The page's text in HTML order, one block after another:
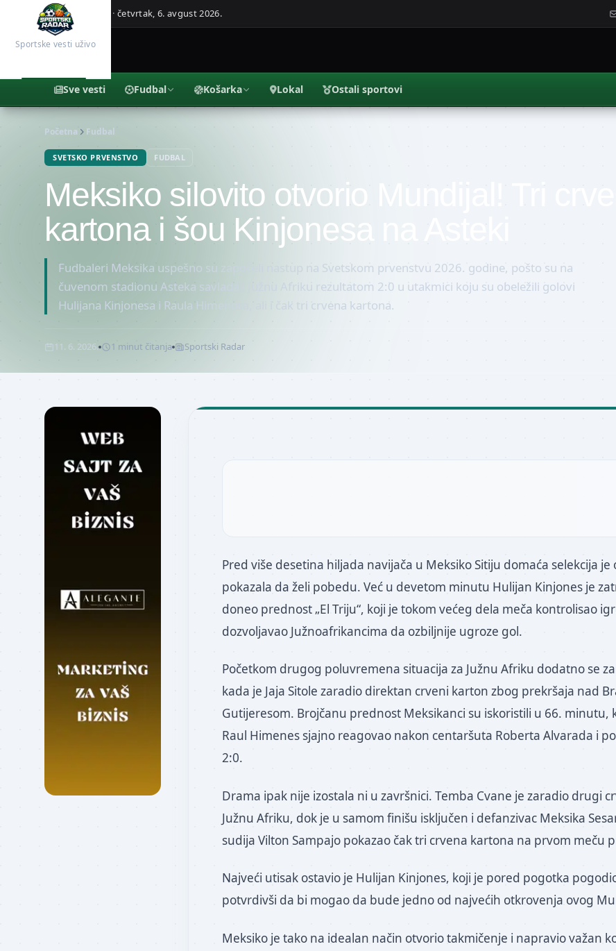
Sportske vesti uživo
Beograd, Srbija · četvrtak, 6. avgust 2026.
Sve vesti Fudbal Košarka Lokal Ostali sportovi
Početna Fudbal
SVETSKO PRVENSTVO FUDBAL
Meksiko silovito otvorio Mundijal! Tri
kartona i šou Kinjonesa na Asteki
Fudbaleri Meksika uspešno su započeli nastup na Svetskom prvenstvu 2026. godine, pošto su na
čuvenom stadionu Asteka savladali Južnu Afriku rezultatom 2:0 u utakmici koju su obeležili golovi
Hulijana Kinjonesa i Raula Himenesa, ali i čak tri crvena kartona.
11. 6. 2026. 1 minut čitanja Sportski Radar
Pred više desetina hiljada navijača u Meksiko Sitiju domaća selekcija
pokazala da želi pobedu. Već u devetom minutu Hulijan Kinjones je
doneo prednost „El Triju“, koji je tokom većeg dela meča kontrolisao
dozvoljavao Južnoafrikancima da ozbiljnije ugroze gol.
Početkom drugog poluvremena situacija za Južnu Afriku dodatno se
kada je Jaja Sitole zaradio direktan crveni karton zbog prekršaja nad
Gutijeresom. Brojčanu prednost Meksikanci su iskoristili u 66. minutu,
Raul Himenes sjajno reagovao nakon centaršuta Roberta Alvarada i
2:0.
Drama ipak nije izostala ni u završnici. Temba Cvane je zaradio drugi
Južnu Afriku, dok je u samom finišu isključen i defanzivac Meksika
sudija Vilton Sampajo pokazao čak tri crvena kartona na prvom meču
Najveći utisak ostavio je Hulijan Kinjones, koji je pored pogotka
potvrdivši da bi mogao da bude jedno od najvećih otkrovenja ovog
Meksiko je tako na idealan način otvorio takmičenje i napravio važan